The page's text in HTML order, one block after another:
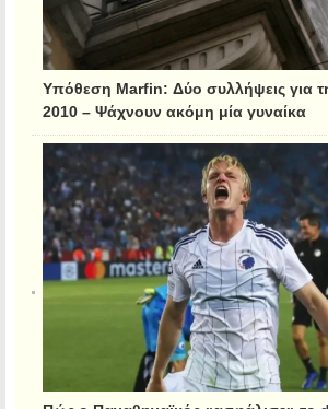
Υπόθεση Marfin: Δύο συλλήψεις για
2010 – Ψάχνουν ακόμη μία γυναίκα